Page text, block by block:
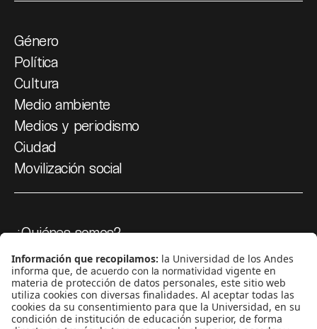
Género
Política
Cultura
Medio ambiente
Medios y periodismo
Ciudad
Movilización social
¿Quiénes somos?
Podcasts
Ediciones especiales
Proyectos 070